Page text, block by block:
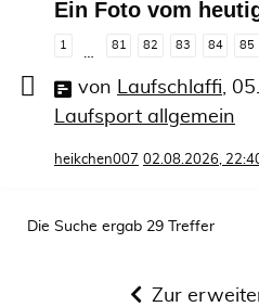
Ein Foto vom
1
…
81 82 83 84 85
von Laufschlaffi,
Laufsport allgemein
heikchen007 02.08.2026,
Die Suche ergab 29 Treffer
Zur